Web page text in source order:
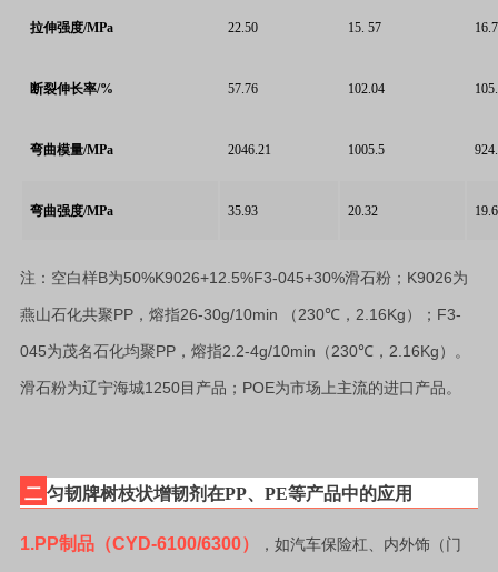
拉伸强度/MPa 22.50 15. 57
断裂伸长率/% 57.76 102.04
弯曲模量/MPa 2046.21 1005.5
弯曲强度/MPa 35.93 20.32
注：空白样B为50%K9026+12.5%F3-045+30%滑石粉； K9026为
燕山石化共聚PP ，熔指26-30g/10min （ 230℃ ， 2.16Kg ）； F3-
045为茂名石化均聚PP ，熔指2.2-4g/10min （ 230℃ ， 2.16Kg ）。
滑石粉为辽宁海城1250 目产品； POE为市场上主流的进口产品。
二 匀韧牌树枝状增韧剂在PP、PE等产品中的应用
1.PP制品（CYD-6100/6300） ，如汽车保险杠、内外饰（门